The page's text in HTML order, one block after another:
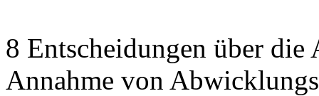
8 Entscheidungen über
Annahme von